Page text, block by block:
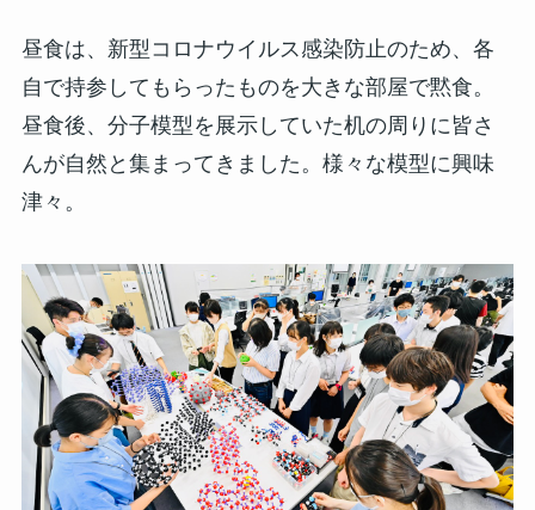
昼食は、新型コロナウイルス感染防止のため、各
自で持参してもらったものを大きな部屋で黙食。
昼食後、分子模型を展示していた机の周りに皆さ
んが自然と集まってきました。様々な模型に興味
津々。